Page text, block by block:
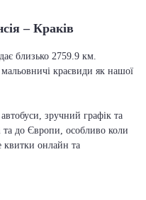
– Краків
близько 2759.9 км.
краєвиди як нашої
зручний графік та
та до Європи, особливо коли
квитки онлайн та